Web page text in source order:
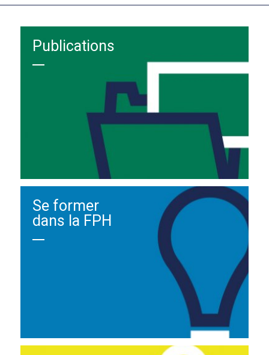
Publications
Se former
dans la FPH